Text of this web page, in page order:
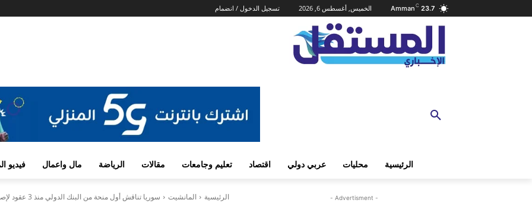
23.7
C
Amman الخميس, أغسطس 6, 2026 تسجيل الدخول / انضمام
الرئيسية محليات عربي دولي اقتصاد تعليم وجامعات مقالات الرياضة مال واعمال فيديو
الرئيسية المانشيت سوريا تناقش أول منحة من البنك الدولي منذ 3 عقود لإصلاح خطوط... - Advertisment -